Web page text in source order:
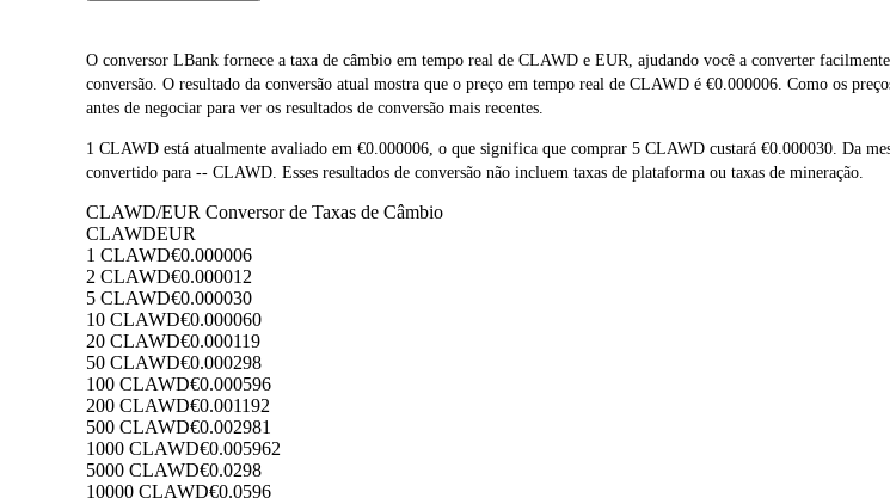
O conversor LBank fornece a taxa de câmbio em tempo real de CLAWD e EUR, ajudando você a converter
conversão. O resultado da conversão atual mostra que o preço em tempo real de CLAWD é €0.000006. Como os
antes de negociar para ver os resultados de conversão mais recentes.
1 CLAWD está atualmente avaliado em €0.000006, o que significa que comprar 5 CLAWD custará €0.000030. Da
convertido para -- CLAWD. Esses resultados de conversão não incluem taxas de plataforma ou taxas de mineração.
CLAWD/EUR Conversor de Taxas de Câmbio
CLAWDEUR
1 CLAWD€0.000006
2 CLAWD€0.000012
5 CLAWD€0.000030
10 CLAWD€0.000060
20 CLAWD€0.000119
50 CLAWD€0.000298
100 CLAWD€0.000596
200 CLAWD€0.001192
500 CLAWD€0.002981
1000 CLAWD€0.005962
5000 CLAWD€0.0298
10000 CLAWD€0.0596